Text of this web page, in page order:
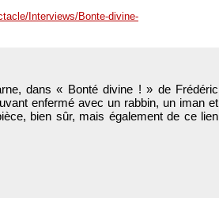
Interviews/Bonte-divine-
dans « Bonté divine ! » de Frédéric
enfermé avec un rabbin, un iman et
bien sûr, mais également de ce lien